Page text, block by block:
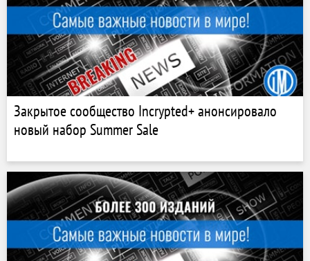
Закрытое сообщество Incrypted+ анонсировало
новый набор Summer Sale